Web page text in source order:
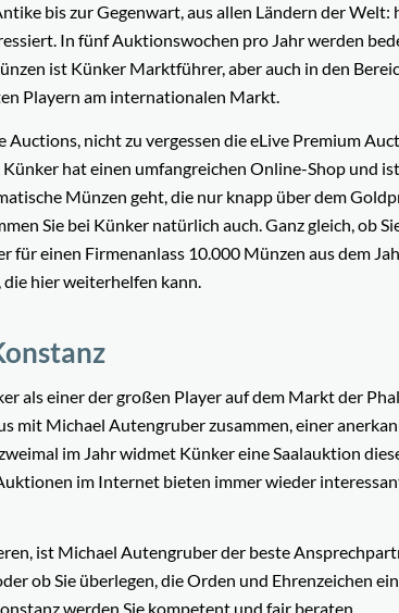
bis zur Gegenwart, aus allen Ländern der Welt:
In fünf Auktionswochen pro Jahr werden
ist Künker Marktführer, aber auch in den
Playern am internationalen Markt.
Auctions, nicht zu vergessen die eLive Premium
hat einen umfangreichen Online-Shop und
Münzen geht, die nur knapp über dem
Sie bei Künker natürlich auch. Ganz gleich, ob
für einen Firmenanlass 10.000 Münzen aus dem
hier weiterhelfen kann.
als einer der großen Player auf dem Markt der
mit Michael Autengruber zusammen, einer
im Jahr widmet Künker eine Saalauktion
im Internet bieten immer wieder
ist Michael Autengruber der beste
ob Sie überlegen, die Orden und Ehrenzeichen
werden Sie kompetent und fair beraten.